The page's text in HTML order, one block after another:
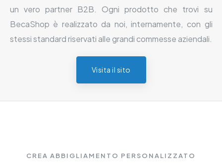
un vero partner B2B. Ogni prodotto che trovi su
BecaShop è realizzato da noi, internamente, con gli
stessi standard riservati alle grandi commesse aziendali.
Visita il sito
CREA ABBIGLIAMENTO PERSONALIZZATO